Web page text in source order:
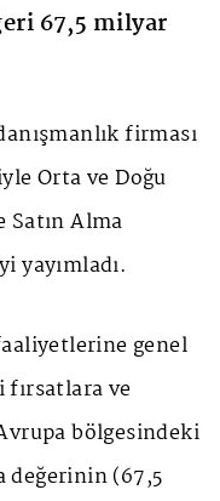
67,5 milyar
firması
Orta ve Doğu
Satın Alma
yayımladı.
genel
ve
bölgesindeki
değerinin (67,5